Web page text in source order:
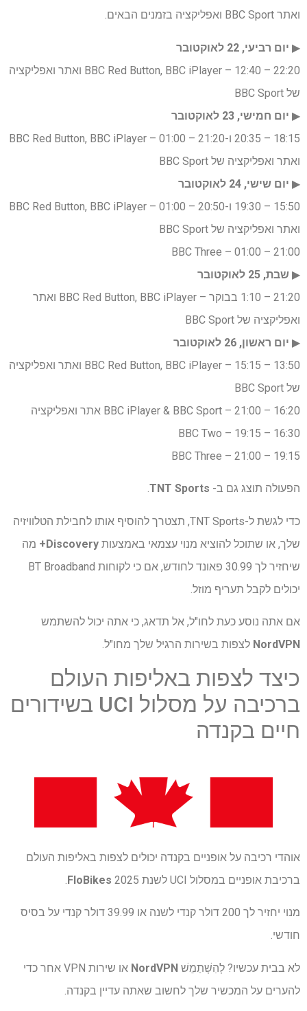
ואתר BBC Sport ואפליקציה בזמנים הבאים.
▶︎ יום רביעי, 22 לאוקטובר
22:20 – 12:40 – BBC Red Button, BBC iPlayer ואתר ואפליקציה
של BBC Sport
▶︎ יום חמישי, 23 לאוקטובר
18:15 – 20:35 ו-21:20 – 01:00 – BBC Red Button, BBC iPlayer
ואתר ואפליקציה של BBC Sport
▶︎ יום שישי, 24 לאוקטובר
15:50 – 19:30 ו-20:50 – 01:00 – BBC Red Button, BBC iPlayer
ואתר ואפליקציה של BBC Sport
21:00 – 01:00 – BBC Three
▶︎ שבת, 25 לאוקטובר
21:20 – 1:10 בבוקר – BBC Red Button, BBC iPlayer ואתר
ואפליקציה של BBC Sport
▶︎ יום ראשון, 26 לאוקטובר
13:50 – 15:15 – BBC Red Button, BBC iPlayer ואתר ואפליקציה
של BBC Sport
16:20 – 21:00 – BBC iPlayer & BBC Sport אתר ואפליקציה
16:30 – 19:15 – BBC Two
19:15 – 21:00 – BBC Three
הפעולה תוצג גם ב- TNT Sports
.
כדי לגשת ל-TNT Sports, תצטרך להוסיף אותו לחבילת הטלוויזיה
שלך, או שתוכל להוציא מנוי עצמאי באמצעות Discovery+
מה
שיחזיר לך 30.99 פאונד לחודש, אם כי לקוחות BT Broadband
יכולים לקבל תעריף מוזל.
אם אתה נוסע כעת לחו"ל, אל תדאג, כי אתה יכול להשתמש
NordVPN לצפות בשירות הרגיל שלך מחו"ל.
כיצד לצפות באליפות העולם
ברכיבה על מסלול UCI בשידורים
חיים בקנדה
אוהדי רכיבה על אופניים בקנדה יכולים לצפות באליפות העולם
ברכיבת אופניים במסלול UCI לשנת 2025
FloBikes
.
מנוי יחזיר לך 200 דולר קנדי ​​לשנה או 39.99 דולר קנדי ​​על בסיס
חודשי.
לא בבית עכשיו? לְהִשְׁתַמֵשׁ NordVPN
או שירות VPN אחר כדי
להערים על המכשיר שלך לחשוב שאתה עדיין בקנדה.